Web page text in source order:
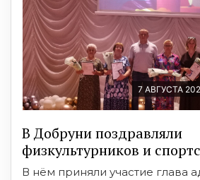
7 АВГУСТА
В Добруни поздравляли
физкультурников и
В нём приняли участие глава